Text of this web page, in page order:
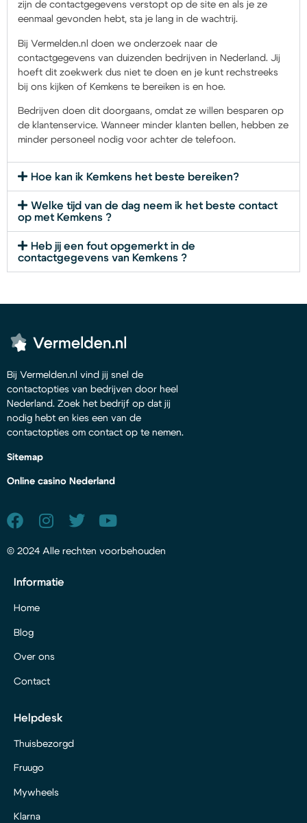
zijn de contactgegevens verstopt op de site en als je ze
eenmaal gevonden hebt, sta je lang in de wachtrij.
Bij Vermelden.nl doen we onderzoek naar de
contactgegevens van duizenden bedrijven in Nederland. Jij
hoeft dit zoekwerk dus niet te doen en je kunt rechstreeks
bij ons kijken of Kemkens te bereiken is en hoe.
Bedrijven doen dit doorgaans, omdat ze willen besparen op
de klantenservice. Wanneer minder klanten bellen, hebben ze
minder personeel nodig voor achter de telefoon.
Hoe kan ik Kemkens het beste bereiken?
Welke tijd van de dag neem ik het beste contact
op met Kemkens ?
Heb jij een fout opgemerkt in de
contactgegevens van Kemkens ?
Bij Vermelden.nl vind jij snel de
contactopties van bedrijven door heel
Nederland. Zoek het bedrijf op dat jij
nodig hebt en kies een van de
contactopties om contact op te nemen.
Sitemap
Online casino Nederland
© 2024 Alle rechten voorbehouden
Informatie
Home
Blog
Over ons
Contact
Helpdesk
Thuisbezorgd
Fruugo
Mywheels
Klarna